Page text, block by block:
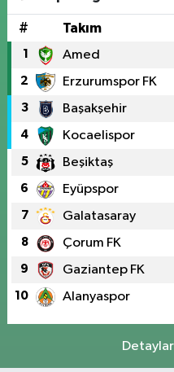
# Takım
1 Amed
2 Erzurumspor FK
3 Başakşehir
4 Kocaelispor
5 Beşiktaş
6 Eyüpspor
7 Galatasaray
8 Çorum FK
9 Gaziantep FK
10 Alanyaspor
Detaylar